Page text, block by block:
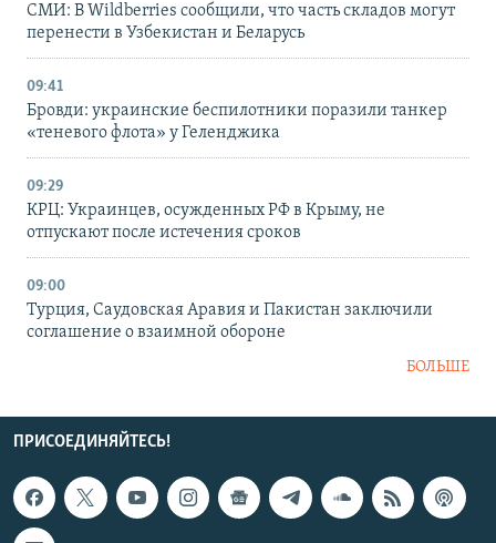
СМИ: В Wildberries сообщили, что часть складов могут
перенести в Узбекистан и Беларусь
09:41
Бровди: украинские беспилотники поразили танкер
«теневого флота» у Геленджика
09:29
КРЦ: Украинцев, осужденных РФ в Крыму, не
отпускают после истечения сроков
09:00
Турция, Саудовская Аравия и Пакистан заключили
соглашение о взаимной обороне
БОЛЬШЕ
ПРИСОЕДИНЯЙТЕСЬ!